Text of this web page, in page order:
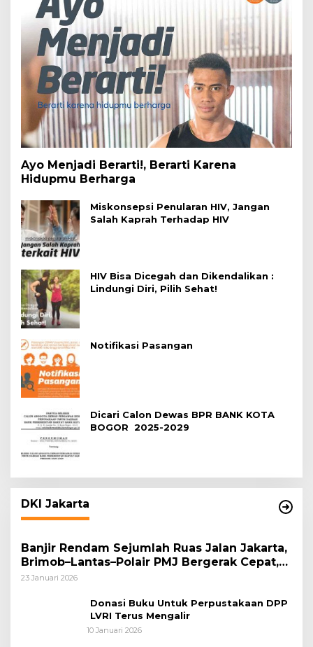
Ayo Menjadi Berarti!, Berarti Karena
Hidupmu Berharga
Miskonsepsi Penularan HIV, Jangan
Salah Kaprah Terhadap HIV
HIV Bisa Dicegah dan Dikendalikan :
Lindungi Diri, Pilih Sehat!
Notifikasi Pasangan
Dicari Calon Dewas BPR BANK KOTA
BOGOR 2025-2029
DKI Jakarta
Banjir Rendam Sejumlah Ruas Jalan Jakarta,
Brimob–Lantas–Polair PMJ Bergerak Cepat,
Polri Siagakan 128.247 Personel Secara
23 Januari 2026
Donasi Buku Untuk Perpustakaan DPP
LVRI Terus Mengalir
10 Januari 2026